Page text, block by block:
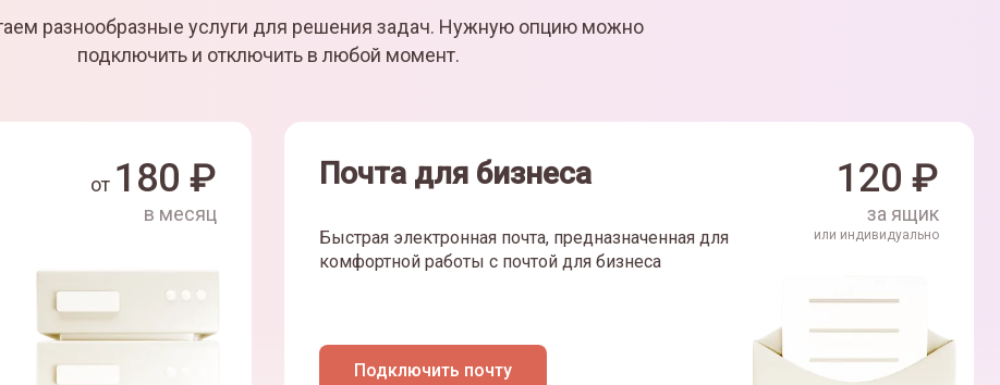
разнообразные услуги для решения задач. Нужную опцию можно
подключить и отключить в любой момент.
от 180 ₽
в месяц
Почта для бизнеса
Быстрая электронная почта, предназначенная для
комфортной работы с почтой для бизнеса
Подключить почту
120 ₽
за ящик
или индивидуально